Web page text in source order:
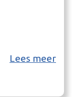
Lees meer